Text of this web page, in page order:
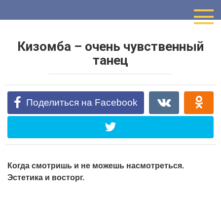
Кизомба – очень чувственный
танец
Поделиться на Facebook
Когда смотришь и не можешь насмотреться.
Эстетика и восторг.